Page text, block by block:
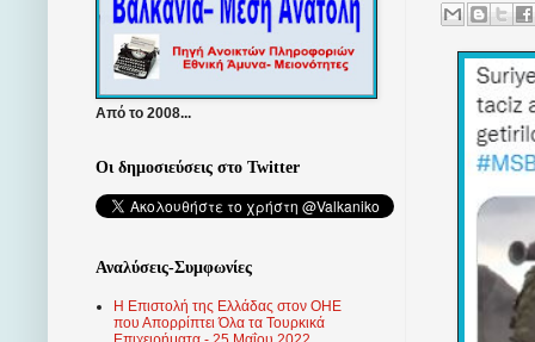
Από το 2008...
Οι δημοσιεύσεις στο Twitter
Αναλύσεις-Συμφωνίες
Η Επιστολή της Ελλάδας στον ΟΗΕ
που Απορρίπτει Όλα τα Τουρκικά